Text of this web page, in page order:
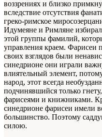
воззрениях и близко
вследствие отсутствия
греко-римское
Идумеяне и Римляне
этой группы фамилий,
управления краем. Фарисеи
своих взглядов были
синедрионе они играли
влиятельный элемент,
народ, этот всегда
подчинявшийся только
фарисеями и книжниками.
синедрионе фарисеи имели
большинство. Поэтому
силою.